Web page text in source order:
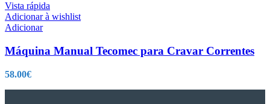
Vista rápida
Adicionar à wishlist
Adicionar
Máquina Manual Tecomec para Cravar Correntes
58.00€